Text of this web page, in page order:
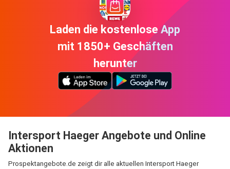
Laden die kostenlose App
mit 1850+ Geschäften
herunter
Intersport Haeger Angebote und Online
Aktionen
Prospektangebote.de zeigt dir alle aktuellen Intersport Haeger